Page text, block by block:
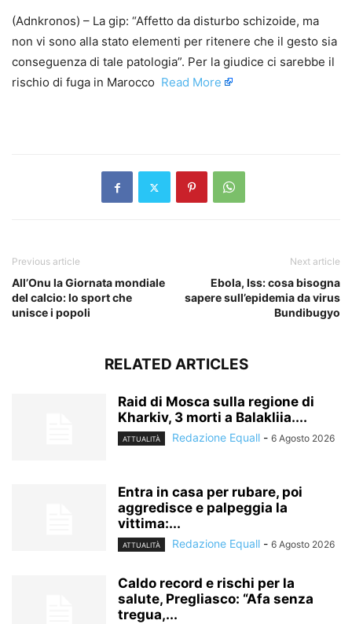
(Adnkronos) – La gip: “Affetto da disturbo schizoide, ma
non vi sono alla stato elementi per ritenere che il gesto sia
conseguenza di tale patologia”. Per la giudice ci sarebbe il
rischio di fuga in Marocco ​ Read More
Previous article
All’Onu la Giornata mondiale
del calcio: lo sport che
unisce i popoli
Next article
Ebola, Iss: cosa bisogna
sapere sull’epidemia da virus
Bundibugyo
RELATED ARTICLES
Raid di Mosca sulla regione di
Kharkiv, 3 morti a Balakliia....
ATTUALITÀ Redazione Equall - 6 Agosto 2026
Entra in casa per rubare, poi
aggredisce e palpeggia la
vittima:...
ATTUALITÀ Redazione Equall - 6 Agosto 2026
Caldo record e rischi per la
salute, Pregliasco: “Afa senza
tregua,...